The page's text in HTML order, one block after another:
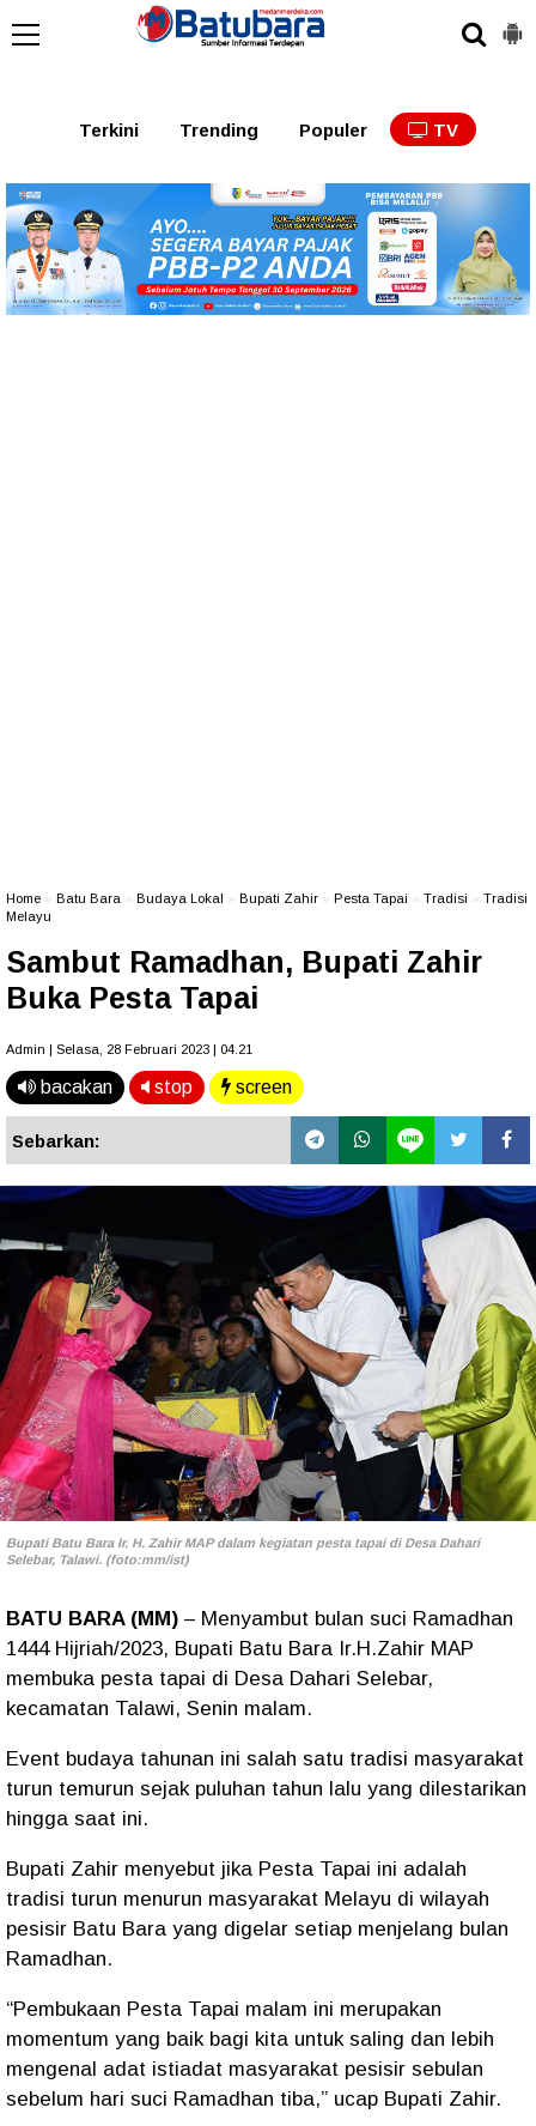
Terkini Trending Populer TV
Home Batu Bara Budaya Lokal Bupati Zahir Pesta Tapai Tradisi
Tradisi
Melayu
Sambut Ramadhan, Bupati Zahir
Buka Pesta Tapai
Admin | Selasa, 28 Februari 2023 | 04.21
bacakan stop screen
Sebarkan:
Bupati Batu Bara Ir. H. Zahir MAP dalam kegiatan pesta tapai di Desa Dahari
Selebar, Talawi. (foto:mm/ist)
BATU BARA (MM) – Menyambut bulan suci Ramadhan
1444 Hijriah/2023, Bupati Batu Bara Ir.H.Zahir MAP
membuka pesta tapai di Desa Dahari Selebar,
kecamatan Talawi, Senin malam.
Event budaya tahunan ini salah satu tradisi masyarakat
turun temurun sejak puluhan tahun lalu yang dilestarikan
hingga saat ini.
Bupati Zahir menyebut jika Pesta Tapai ini adalah
tradisi turun menurun masyarakat Melayu di wilayah
pesisir Batu Bara yang digelar setiap menjelang bulan
Ramadhan.
“Pembukaan Pesta Tapai malam ini merupakan
momentum yang baik bagi kita untuk saling dan lebih
mengenal adat istiadat masyarakat pesisir sebulan
sebelum hari suci Ramadhan tiba,” ucap Bupati Zahir.